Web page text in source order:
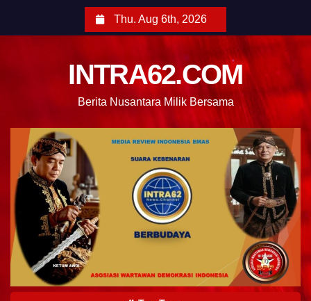
Thu. Aug 6th, 2026
INTRA62.COM
Berita Nusantara Milik Bersama